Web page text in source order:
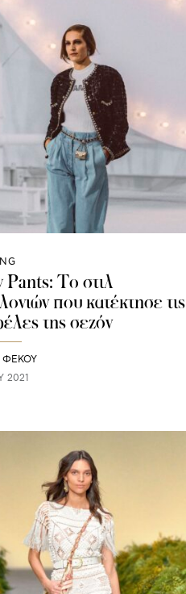
Pants: Το στιλ
που κατέκτησε τις
της σεζόν
ΦΕΚΟΥ
2021